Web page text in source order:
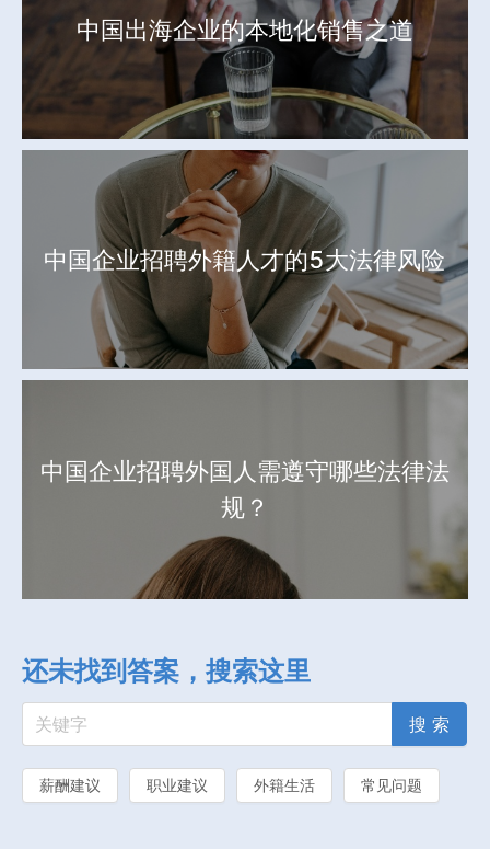
中国出海企业的本地化销售之道
中国企业招聘外籍人才的5大法律风险
中国企业招聘外国人需遵守哪些法律法
规？
还未找到答案，搜索这里
搜 索
薪酬建议 职业建议 外籍生活 常见问题